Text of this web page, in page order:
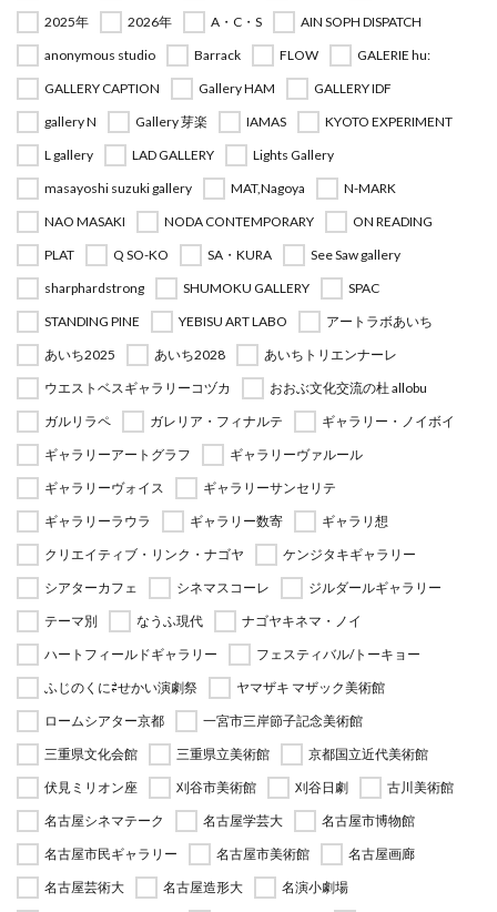
2025年
2026年 A・C・S
AIN SOPH DISPATCH
anonymous studio
Barrack FLOW
GALERIE hu:
GALLERY CAPTION
Gallery HAM
GALLERY IDF
gallery N
Gallery 芽楽 IAMAS
KYOTO EXPERIMENT
L gallery
LAD GALLERY
Lights Gallery
masayoshi suzuki gallery
MAT,Nagoya
N-MARK
NAO MASAKI
NODA CONTEMPORARY
ON READING
PLAT
Q SO-KO SA・KURA
See Saw gallery
sharphardstrong
SHUMOKU GALLERY
SPAC
STANDING PINE
YEBISU ART LABO
アートラボあいち
あいち2025
あいち2028
あいちトリエンナーレ
ウエストベスギャラリーコヅカ
おおぶ文化交流の杜 allobu
ガルリラペ
ガレリア・フィナルテ
ギャラリー・ノイボイ
ギャラリーアートグラフ
ギャラリーヴァルール
ギャラリーヴォイス
ギャラリーサンセリテ
ギャラリーラウラ
ギャラリー数寄
ギャラリ想
クリエイティブ・リンク・ナゴヤ
ケンジタキギャラリー
シアターカフェ
シネマスコーレ
ジルダールギャラリー
テーマ別
なうふ現代
ナゴヤキネマ・ノイ
ハートフィールドギャラリー
フェスティバル/トーキョー
ふじのくに⇄せかい演劇祭
ヤマザキ マザック美術館
ロームシアター京都
一宮市三岸節子記念美術館
三重県文化会館
三重県立美術館
京都国立近代美術館
伏見ミリオン座
刈谷市美術館 刈谷日劇
古川美術館
名古屋シネマテーク
名古屋学芸大
名古屋市博物館
名古屋市民ギャラリー
名古屋市美術館
名古屋画廊
名古屋芸術大
名古屋造形大 名演小劇場